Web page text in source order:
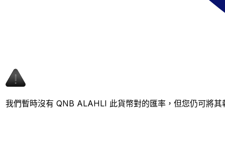
我們暫時沒有 QNB ALAHLI 此貨幣對的匯率，但您仍可將